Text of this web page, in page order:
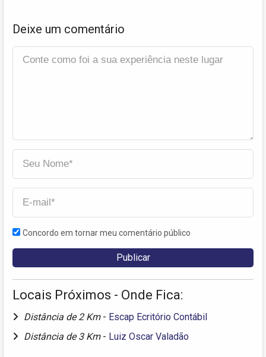
Deixe um comentário
Concordo em tornar meu comentário público
Locais Próximos - Onde Fica:
Distância de 2 Km - Escap Ecritório Contábil
Distância de 3 Km - Luiz Oscar Valadão